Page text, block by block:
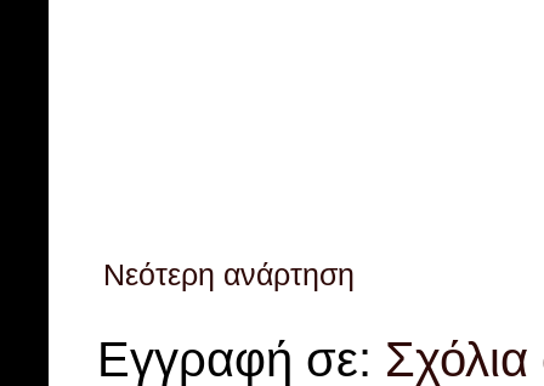
Νεότερη ανάρτηση
Εγγραφή σε: